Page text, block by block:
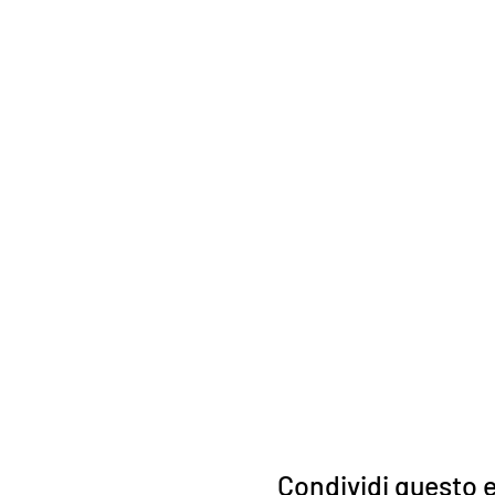
Condividi questo